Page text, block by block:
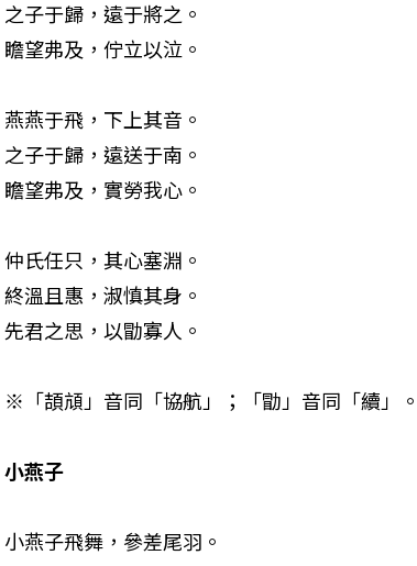
之子于歸，遠于將之。
瞻望弗及，佇立以泣。
燕燕于飛，下上其音。
之子于歸，遠送于南。
瞻望弗及，實勞我心。
仲氏任只，其心塞淵。
終溫且惠，淑慎其身。
先君之思，以勖寡人。
※「頡頏」音同「協航」；「勖」音同「續」。
小燕子
小燕子飛舞，參差尾羽。